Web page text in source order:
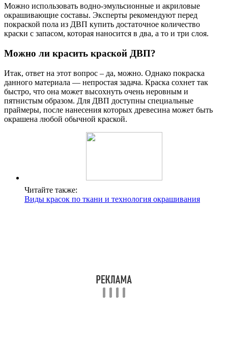
Можно использовать водно-эмульсионные и акриловые
окрашивающие составы. Эксперты рекомендуют перед
покраской пола из ДВП купить достаточное количество
краски с запасом, которая наносится в два, а то и три слоя.
Можно ли красить краской ДВП?
Итак, ответ на этот вопрос – да, можно. Однако покраска
данного материала — непростая задача. Краска сохнет так
быстро, что она может высохнуть очень неровным и
пятнистым образом. Для ДВП доступны специальные
праймеры, после нанесения которых древесина может быть
окрашена любой обычной краской.
Читайте также:
Виды красок по ткани и технология окрашивания